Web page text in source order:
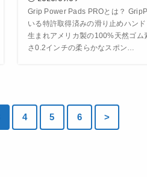
Grip Power Pads PROとは？
いる特許取得済みの滑り止めハン
生まれアメリカ製の100%天然ゴム
さ0.2インチの柔らかなスポン…
4 5 6 >